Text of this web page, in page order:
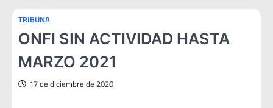
TRIBUNA
ONFI SIN ACTIVIDAD HASTA
MARZO 2021
17 de diciembre de 2020